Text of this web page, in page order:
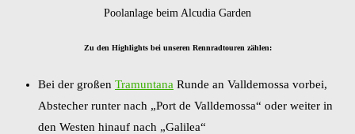
Poolanlage beim Alcudia Garden
Zu den Highlights bei unseren Rennradtouren zählen:
Bei der großen Tramuntana Runde an Valldemossa vorbei,
Abstecher runter nach „Port de Valldemossa“ oder weiter in
den Westen hinauf nach „Galilea“